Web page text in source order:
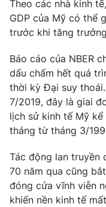
VTV Money
Thị trường 24h
VTV4
VTV9
Liên hệ tòa soạn
Theo các nhà kinh
GDP của Mỹ có thể
trước khi tăng
Báo cáo của NBER
dấu chấm hết quá
thời kỳ Đại suy
7/2019, đây là giai
lịch sử kinh tế Mỹ
tháng từ tháng 3/
Tác động lan truyền
70 năm qua cũng
đóng cửa vĩnh viễn
khiến nền kinh tế